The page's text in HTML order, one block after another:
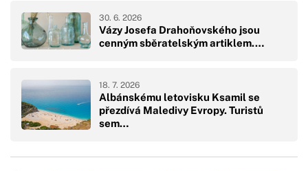
Vázy Josefa Drahoňovského jsou
cenným sběratelským artiklem.…
30. 6. 2026
Albánskému letovisku Ksamil se
přezdívá Maledivy Evropy. Turistů
sem…
18. 7. 2026